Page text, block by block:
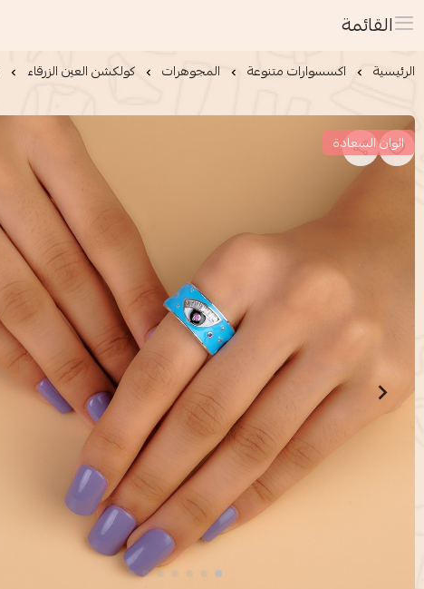
القائمة
الرئيسية اكسسوارات متنوعة المجوهرات كولكشن العين الزرقاء
الوان السعادة